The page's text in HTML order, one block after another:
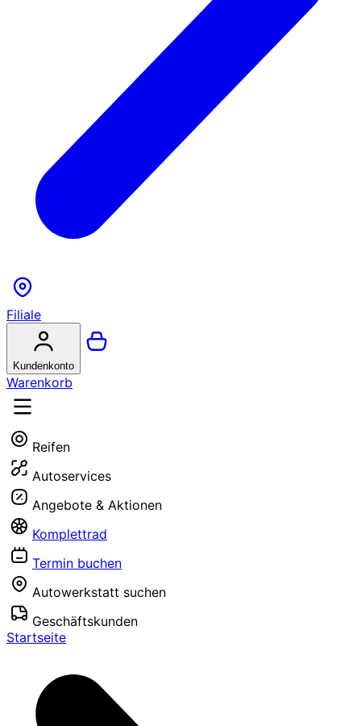
Filiale
Kundenkonto
Warenkorb
Reifen
Autoservices
Angebote & Aktionen
Komplettrad
Termin buchen
Autowerkstatt suchen
Geschäftskunden
Startseite